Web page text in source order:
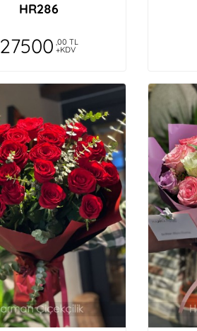
HR286
27500 ,00 TL
+KDV